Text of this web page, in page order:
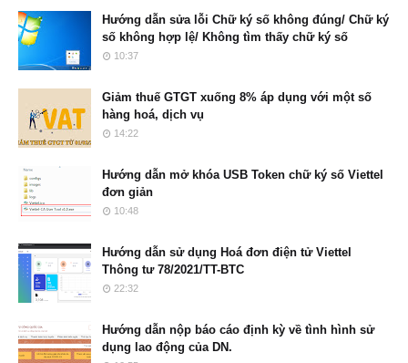
Hướng dẫn sửa lỗi Chữ ký số không đúng/ Chữ ký
số không hợp lệ/ Không tìm thấy chữ ký số
10:37
Giảm thuế GTGT xuống 8% áp dụng với một số
hàng hoá, dịch vụ
14:22
Hướng dẫn mở khóa USB Token chữ ký số Viettel
đơn giản
10:48
Hướng dẫn sử dụng Hoá đơn điện tử Viettel
Thông tư 78/2021/TT-BTC
22:32
Hướng dẫn nộp báo cáo định kỳ về tình hình sử
dụng lao động của DN.